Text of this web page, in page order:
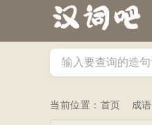
当前位置： 首页 成语